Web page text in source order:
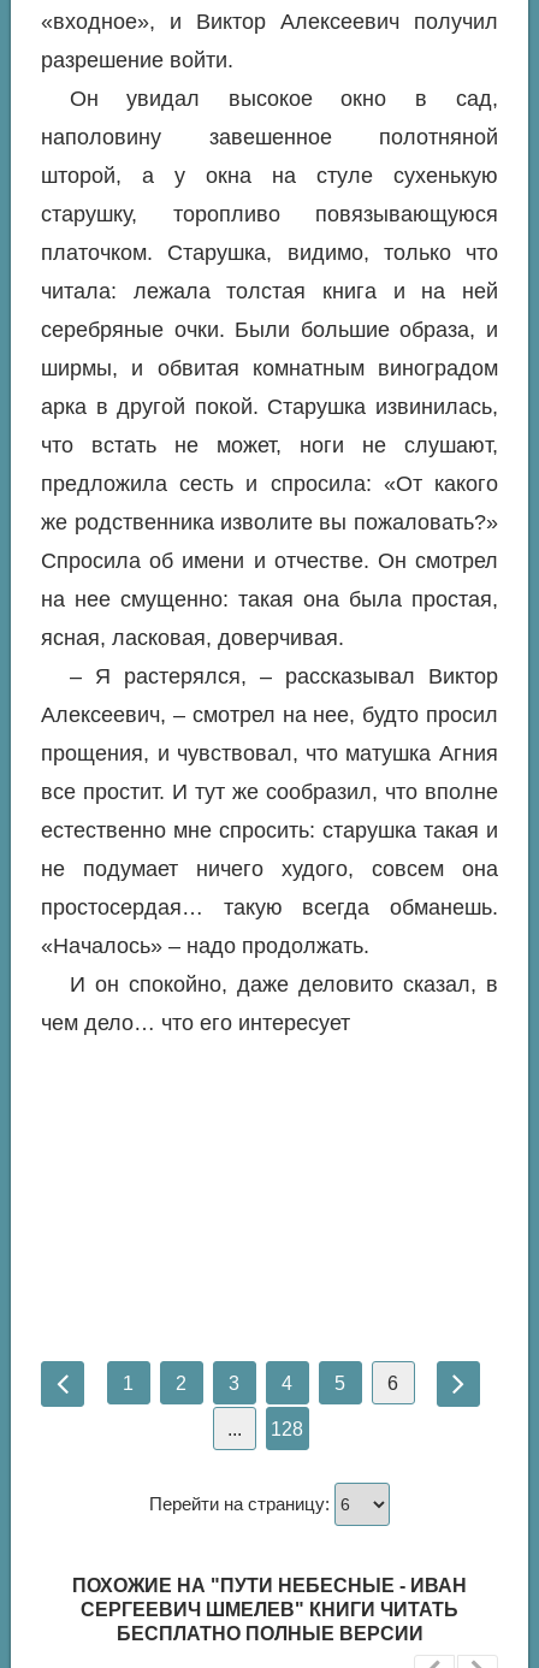
«входное», и Виктор Алексеевич получил
разрешение войти.
Он увидал высокое окно в сад,
наполовину завешенное полотняной
шторой, а у окна на стуле сухенькую
старушку, торопливо повязывающуюся
платочком. Старушка, видимо, только что
читала: лежала толстая книга и на ней
серебряные очки. Были большие образа, и
ширмы, и обвитая комнатным виноградом
арка в другой покой. Старушка извинилась,
что встать не может, ноги не слушают,
предложила сесть и спросила: «От какого
же родственника изволите вы пожаловать?»
Спросила об имени и отчестве. Он смотрел
на нее смущенно: такая она была простая,
ясная, ласковая, доверчивая.
– Я растерялся, – рассказывал Виктор
Алексеевич, – смотрел на нее, будто просил
прощения, и чувствовал, что матушка Агния
все простит. И тут же сообразил, что вполне
естественно мне спросить: старушка такая и
не подумает ничего худого, совсем она
простосердая… такую всегда обманешь.
«Началось» – надо продолжать.
И он спокойно, даже деловито сказал, в
чем дело… что его интересует
1 2 3 4 5 6
... 128
Перейти на страницу:
ПОХОЖИЕ НА "ПУТИ НЕБЕСНЫЕ - ИВАН
СЕРГЕЕВИЧ ШМЕЛЕВ" КНИГИ ЧИТАТЬ
БЕСПЛАТНО ПОЛНЫЕ ВЕРСИИ